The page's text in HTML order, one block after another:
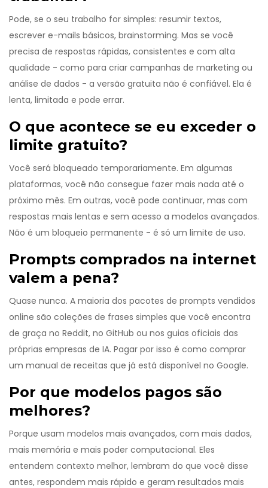
Pode, se o seu trabalho for simples: resumir textos,
escrever e-mails básicos, brainstorming. Mas se você
precisa de respostas rápidas, consistentes e com alta
qualidade - como para criar campanhas de marketing ou
análise de dados - a versão gratuita não é confiável. Ela é
lenta, limitada e pode errar.
O que acontece se eu exceder o
limite gratuito?
Você será bloqueado temporariamente. Em algumas
plataformas, você não consegue fazer mais nada até o
próximo mês. Em outras, você pode continuar, mas com
respostas mais lentas e sem acesso a modelos avançados.
Não é um bloqueio permanente - é só um limite de uso.
Prompts comprados na internet
valem a pena?
Quase nunca. A maioria dos pacotes de prompts vendidos
online são coleções de frases simples que você encontra
de graça no Reddit, no GitHub ou nos guias oficiais das
próprias empresas de IA. Pagar por isso é como comprar
um manual de receitas que já está disponível no Google.
Por que modelos pagos são
melhores?
Porque usam modelos mais avançados, com mais dados,
mais memória e mais poder computacional. Eles
entendem contexto melhor, lembram do que você disse
antes, respondem mais rápido e geram resultados mais